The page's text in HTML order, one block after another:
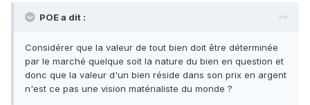
POE a dit :
Considérer que la valeur de tout bien doit être déterminée
par le marché quelque soit la nature du bien en question et
donc que la valeur d'un bien réside dans son prix en argent
n'est ce pas une vision matérialiste du monde ?